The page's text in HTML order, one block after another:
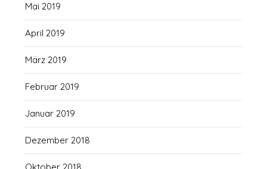
Mai 2019
April 2019
März 2019
Februar 2019
Januar 2019
Dezember 2018